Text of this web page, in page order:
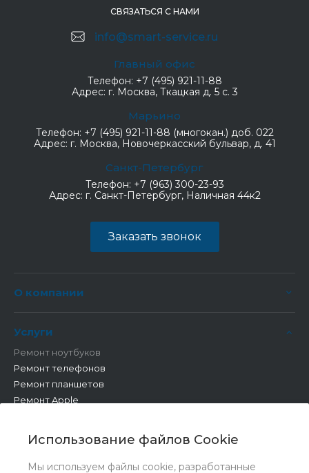
Использование файлов Cookie
Мы используем файлы cookie, разработанные
СВЯЗАТЬСЯ С НАМИ
info@smart-service.ru
Главный офис
Телефон: +7 (495) 921-11-88
Адрес: г. Москва, Ткацкая д. 5 с. 3
Марьино
Телефон: +7 (495) 921-11-88 (многокан.) доб. 022
Адрес: г. Москва, Новочеркасский бульвар, д. 41
Санкт-Петербург
Телефон: +7 (963) 300-23-93
Адрес: г. Санкт-Петербург, Наличная 44к2
Заказать звонок
О компании
Услуги
Ремонт ноутбуков
Ремонт телефонов
Ремонт планшетов
Ремонт Apple